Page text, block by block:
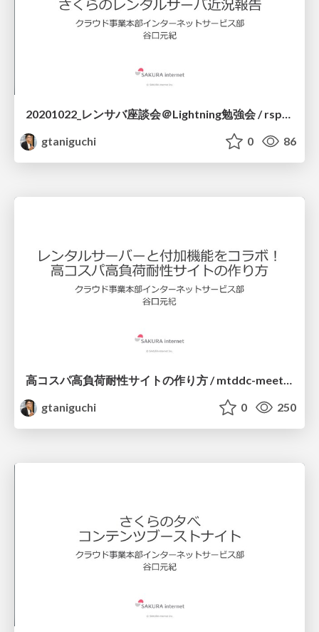
20201022_レンサバ座談会＠Lightning勉強会 / rspaneldiscussion
gtaniguchi
0 86
高コスパ高負荷耐性サイトの作り方 / mtddc-meetup-tokyo-2020-letsusecdn
gtaniguchi
0 250